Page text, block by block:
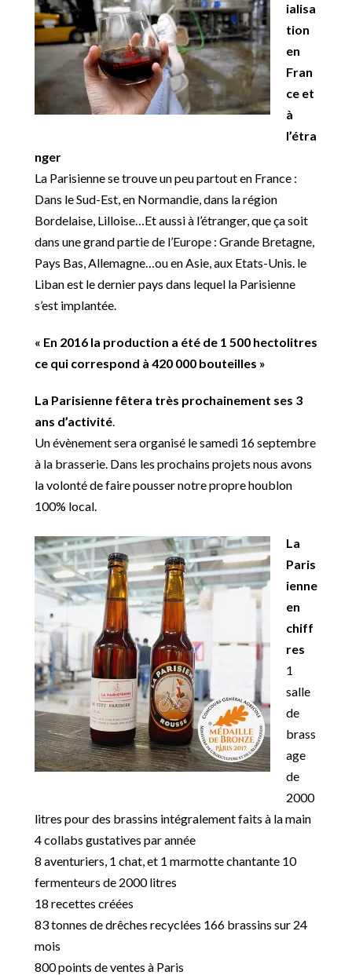
ialisa
tion
en
Fran
ce et
à
l’étra
nger
La Parisienne se trouve un peu partout en France :
Dans le Sud-Est, en Normandie, dans la région
Bordelaise, Lilloise…Et aussi à l’étranger, que ça soit
dans une grand partie de l’Europe : Grande Bretagne,
Pays Bas, Allemagne…ou en Asie, aux Etats-Unis. le
Liban est le dernier pays dans lequel la Parisienne
s’est implantée.
« En 2016 la production a été de 1 500 hectolitres
ce qui correspond à 420 000 bouteilles »
La Parisienne fêtera très prochainement ses 3
ans d’activité
Un évènement sera organisé le samedi 16 septembre
à la brasserie. Dans les prochains projets nous avons
la volonté de faire pousser notre propre houblon
100% local.
La
Paris
ienne
en
chiff
res
1
salle
de
brass
age
de
2000
litres pour des brassins intégralement faits à la main
4 collabs gustatives par année
8 aventuriers, 1 chat, et 1 marmotte chantante 10
fermenteurs de 2000 litres
18 recettes créées
83 tonnes de drêches recyclées 166 brassins sur 24
mois
800 points de ventes à Paris